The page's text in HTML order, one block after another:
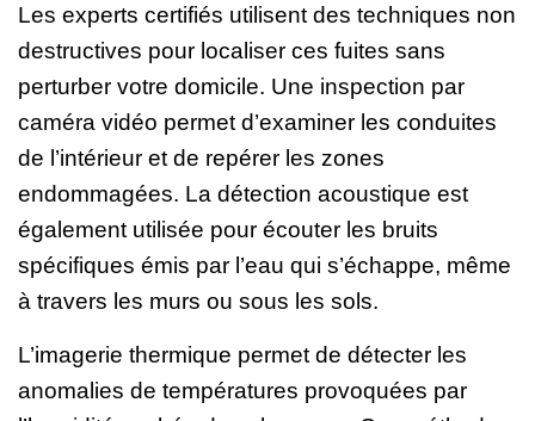
Les experts certifiés utilisent des techniques non
destructives pour localiser ces fuites sans
perturber votre domicile. Une inspection par
caméra vidéo permet d’examiner les conduites
de l’intérieur et de repérer les zones
endommagées. La détection acoustique est
également utilisée pour écouter les bruits
spécifiques émis par l’eau qui s’échappe, même
à travers les murs ou sous les sols.
L’imagerie thermique permet de détecter les
anomalies de températures provoquées par